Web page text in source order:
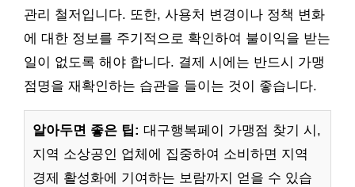
관리 철저입니다. 또한, 사용처 변경이나 정책 변화
에 대한 정보를 주기적으로 확인하여 불이익을 받는
일이 없도록 해야 합니다. 결제 시에는 반드시 가맹
점명을 재확인하는 습관을 들이는 것이 좋습니다.
알아두면 좋은 팁: 대구행복페이 가맹점 찾기 시,
지역 소상공인 업체에 집중하여 소비하면 지역
경제 활성화에 기여하는 보람까지 얻을 수 있습